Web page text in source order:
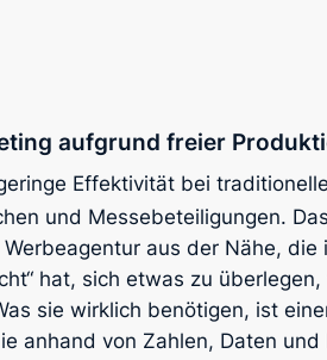
aufgrund freier
Effektivität bei
und Messebeteiligungen.
aus der Nähe,
hat, sich etwas zu
sie wirklich benötigen, ist
anhand von Zahlen, Daten